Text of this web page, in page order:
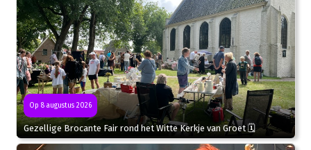
Op 8 augustus 2026
Gezellige Brocante Fair rond het Witte Kerkje van Groet 🗓